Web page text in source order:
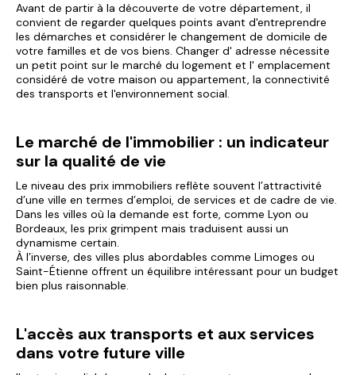
Avant de partir à la découverte de votre département, il
convient de regarder quelques points avant d'entreprendre
les démarches et considérer le changement de domicile de
votre familles et de vos biens. Changer d' adresse nécessite
un petit point sur le marché du logement et l' emplacement
considéré de votre maison ou appartement, la connectivité
des transports et l'environnement social.
Le marché de l'immobilier : un indicateur
sur la qualité de vie
Le niveau des prix immobiliers reflète souvent l’attractivité
d’une ville en termes d’emploi, de services et de cadre de vie.
Dans les villes où la demande est forte, comme Lyon ou
Bordeaux, les prix grimpent mais traduisent aussi un
dynamisme certain.
À l’inverse, des villes plus abordables comme Limoges ou
Saint-Étienne offrent un équilibre intéressant pour un budget
bien plus raisonnable.
L'accès aux transports et aux services
dans votre future ville